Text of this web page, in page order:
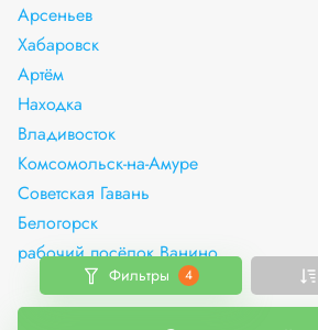
Арсеньев
Хабаровск
Артём
Находка
Владивосток
Комсомольск-на-Амуре
Советская Гавань
Белогорск
рабочий посёлок Ванино
Фильтры 4